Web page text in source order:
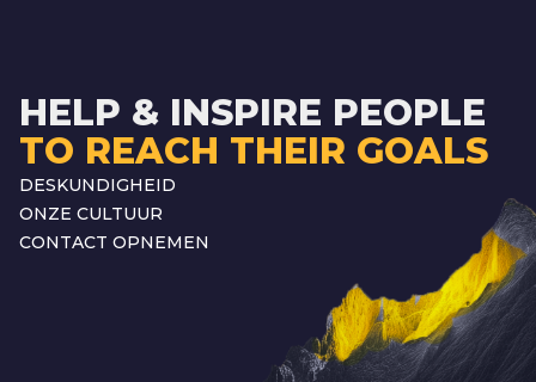
HELP & INSPIRE PEOPLE
TO REACH THEIR GOALS
DESKUNDIGHEID
ONZE CULTUUR
CONTACT OPNEMEN